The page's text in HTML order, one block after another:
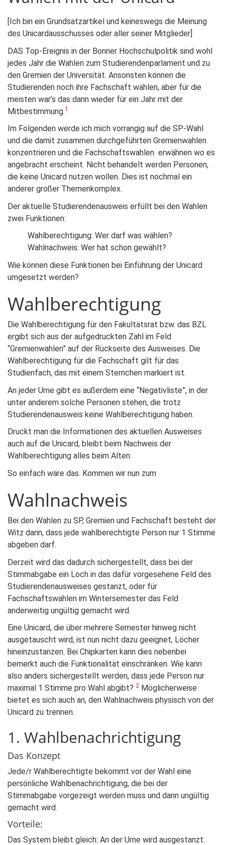
[Ich bin ein Grundsatzartikel und keineswegs die Meinung
des Unicardausschusses oder aller seiner Mitglieder]
DAS Top-Ereignis in der Bonner Hochschulpolitik sind wohl
jedes Jahr die Wahlen zum Studierendenparlament und zu
den Gremien der Universität. Ansonsten können die
Studierenden noch ihre Fachschaft wählen, aber für die
meisten war’s das dann wieder für ein Jahr mit der
Mitbestimmung.1
Im Folgenden werde ich mich vorrangig auf die SP-Wahl
und die damit zusammen durchgeführten Gremienwahlen
konzentrieren und die Fachschaftswahlen erwähnen wo es
angebracht erscheint. Nicht behandelt werden Personen,
die keine Unicard nutzen wollen. Dies ist nochmal ein
anderer großer Themenkomplex.
Der aktuelle Studierendenausweis erfüllt bei den Wahlen
zwei Funktionen:
Wahlberechtigung: Wer darf was wählen?
Wahlnachweis: Wer hat schon gewählt?
Wie können diese Funktionen bei Einführung der Unicard
umgesetzt werden?
Wahlberechtigung
Die Wahlberechtigung für den Fakultätsrat bzw. das BZL
ergibt sich aus der aufgedruckten Zahl im Feld
“Gremienwahlen” auf der Rückseite des Ausweises. Die
Wahlberechtigung für die Fachschaft gilt für das
Studienfach, das mit einem Sternchen markiert ist.
An jeder Urne gibt es außerdem eine “Negativliste”, in der
unter anderem solche Personen stehen, die trotz
Studierendenausweis keine Wahlberechtigung haben.
Druckt man die Informationen des aktuellen Ausweises
auch auf die Unicard, bleibt beim Nachweis der
Wahlberechtigung alles beim Alten.
So einfach wäre das. Kommen wir nun zum
Wahlnachweis
Bei den Wahlen zu SP, Gremien und Fachschaft besteht der
Witz darin, dass jede wahlberechtigte Person nur 1 Stimme
abgeben darf.
Derzeit wird das dadurch sichergestellt, dass bei der
Stimmabgabe ein Loch in das dafür vorgesehene Feld des
Studierendenausweises gestanzt, oder für
Fachschaftswahlen im Wintersemester das Feld
anderweitig ungültig gemacht wird.
Eine Unicard, die über mehrere Semester hinweg nicht
ausgetauscht wird, ist nun nicht dazu geeignet, Löcher
hineinzustanzen. Bei Chipkarten kann dies nebenbei
bemerkt auch die Funktionalität einschränken. Wie kann
also anders sichergestellt werden, dass jede Person nur
maximal 1 Stimme pro Wahl abgibt? 2 Möglicherweise
bietet es sich auch an, den Wahlnachweis physisch von der
Unicard zu trennen.
1. Wahlbenachrichtigung
Das Konzept
Jede/r Wahlberechtigte bekommt vor der Wahl eine
persönliche Wahlbenachrichtigung, die bei der
Stimmabgabe vorgezeigt werden muss und dann ungültig
gemacht wird.
Vorteile:
Das System bleibt gleich: An der Urne wird ausgestanzt.